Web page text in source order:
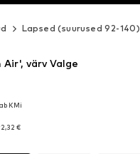
Lapsed (suurused 92-140)
KMi
€
KMi
€
värv Valge